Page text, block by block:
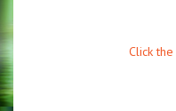
Click